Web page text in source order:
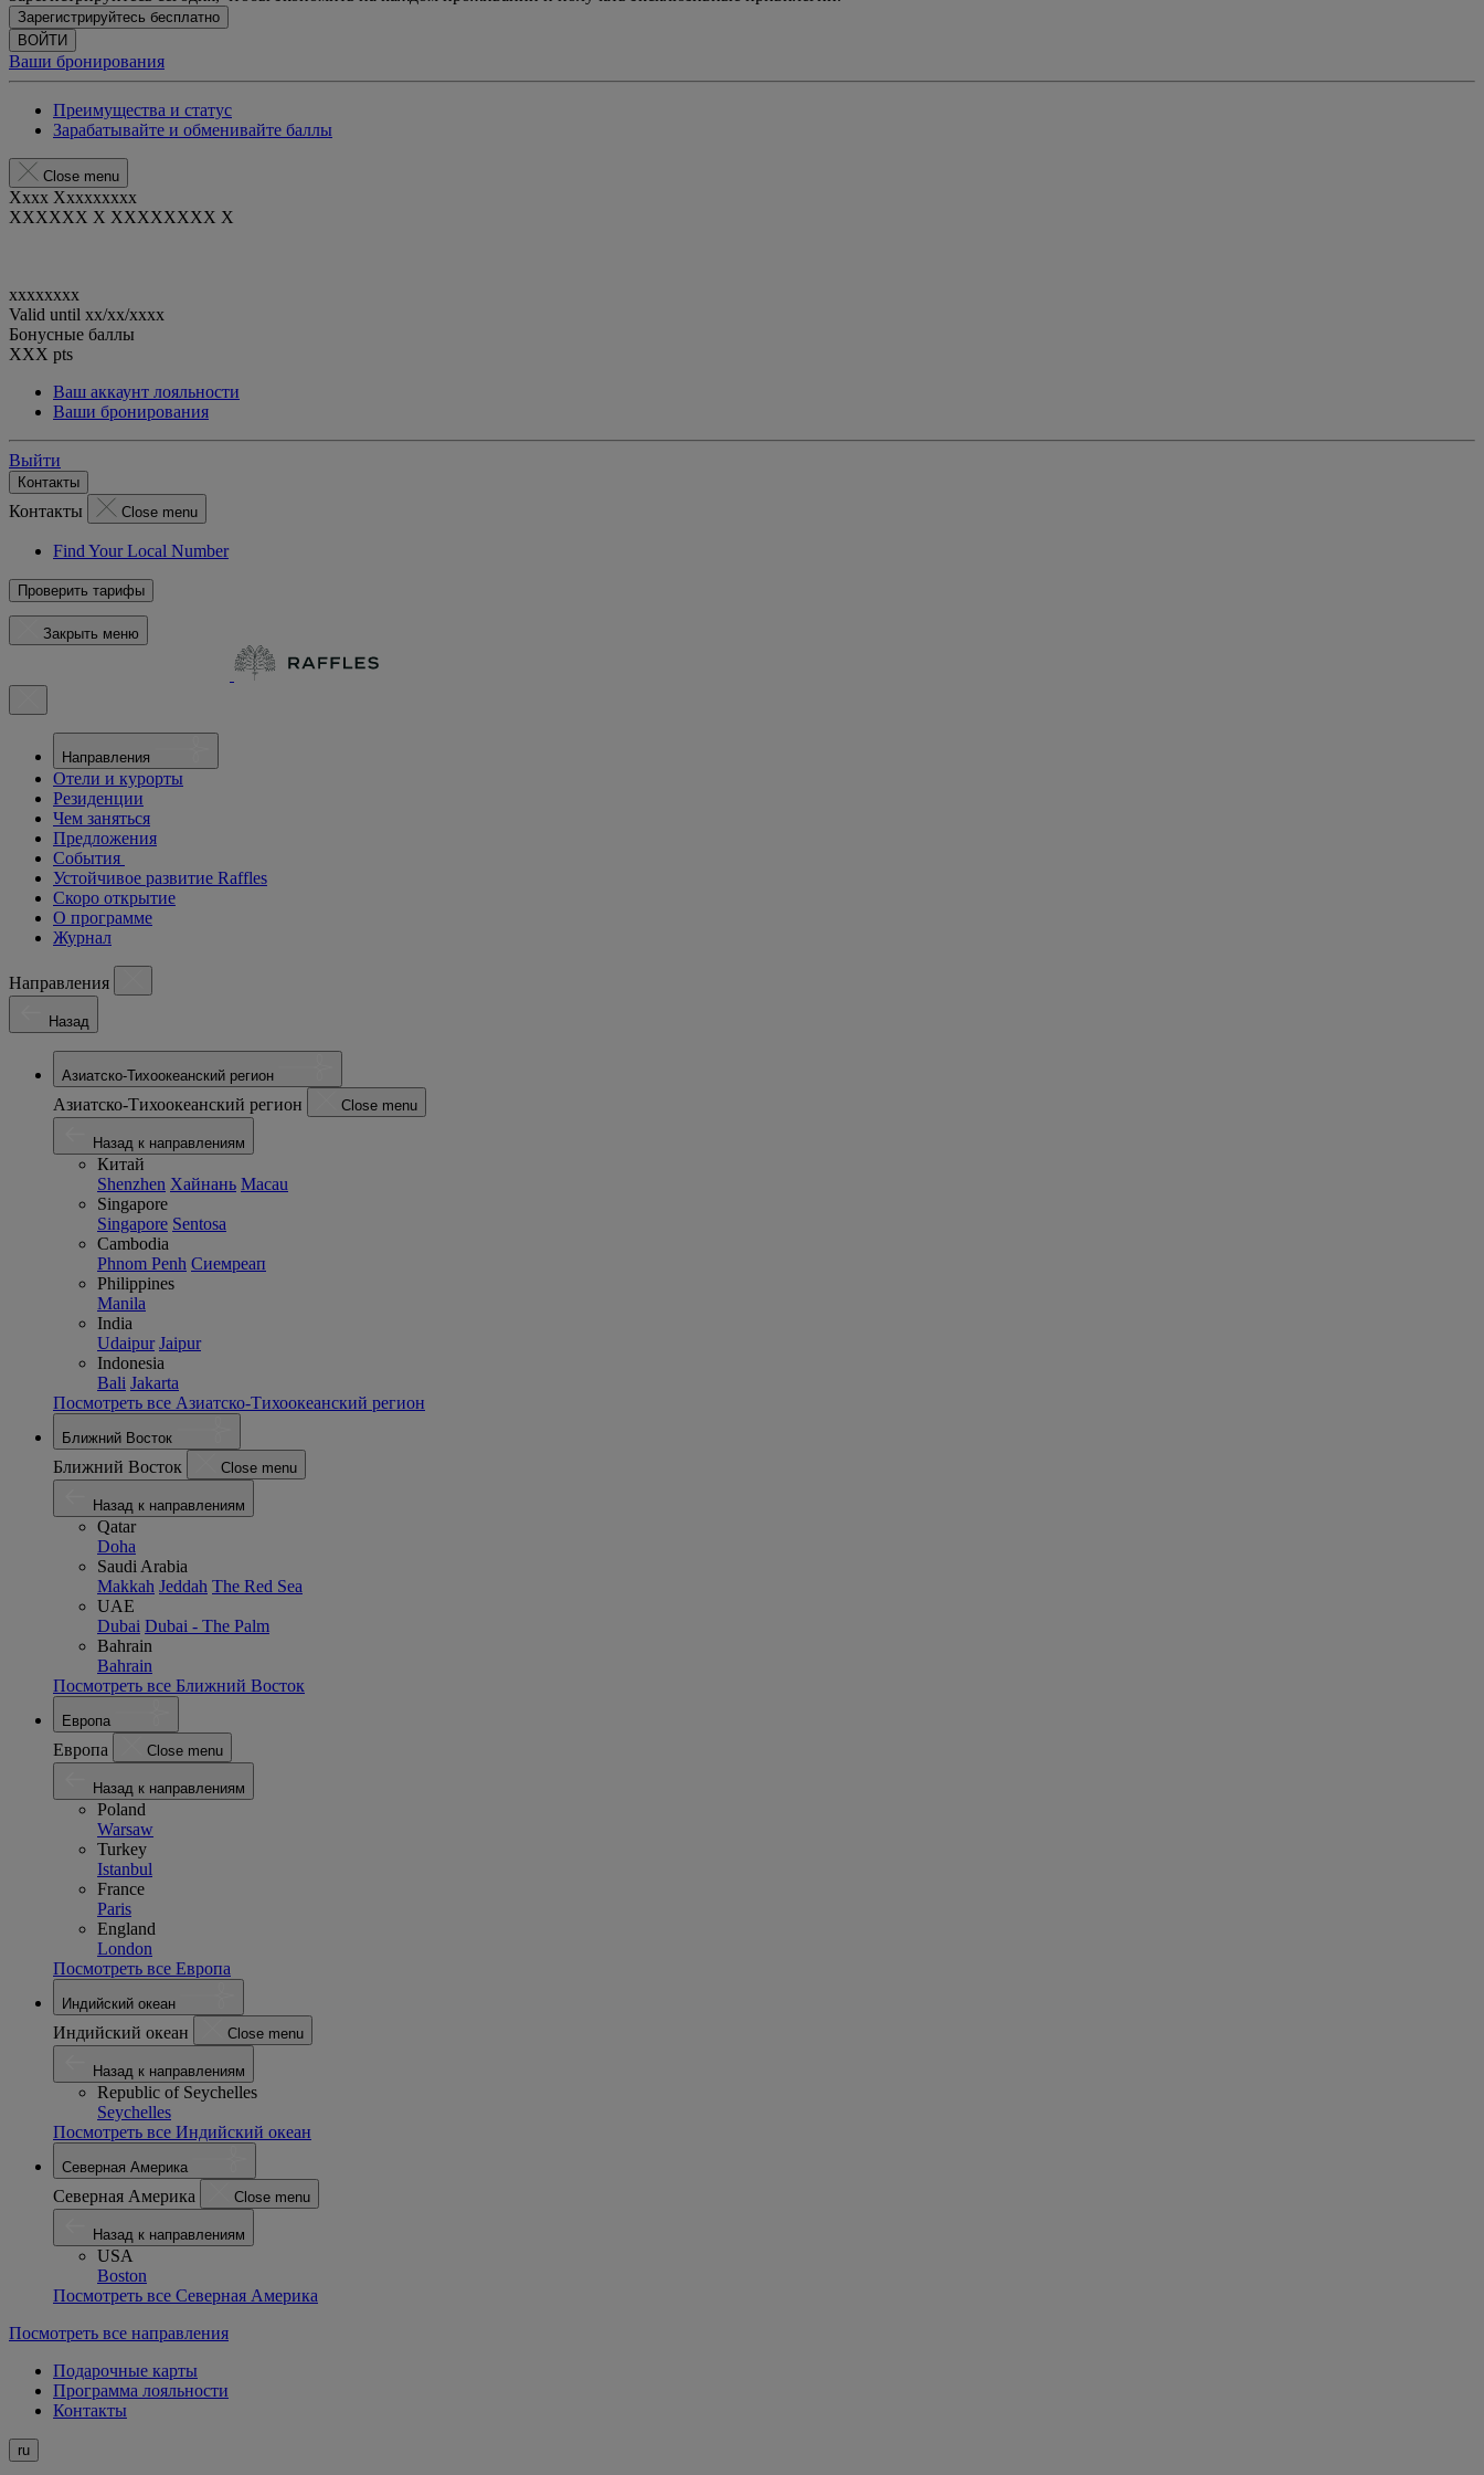
Зарегистрируйтесь бесплатно
ВОЙТИ
Ваши бронирования
Преимущества и статус
Зарабатывайте и обменивайте баллы
Close menu
Xxxx Xxxxxxxxx
XXXXXX X XXXXXXXX X
xxxxxxxx
Valid until xx/xx/xxxx
Бонусные баллы
XXX pts
Ваш аккаунт лояльности
Ваши бронирования
Выйти
Контакты
Контакты Close menu
Find Your Local Number
Проверить тарифы
Закрыть меню
Направления
Отели и курорты
Резиденции
Чем заняться
Предложения
События
Устойчивое развитие Raffles
Скоро открытие
О программе
Журнал
Направления
Назад
Азиатско-Тихоокеанский регион
Азиатско-Тихоокеанский регион Close menu
Назад к направлениям
Китай
Shenzhen Хайнань Macau
Singapore
Singapore Sentosa
Cambodia
Phnom Penh Сиемреап
Philippines
Manila
India
Udaipur Jaipur
Indonesia
Bali Jakarta
Посмотреть все Азиатско-Тихоокеанский регион
Ближний Восток
Ближний Восток Close menu
Назад к направлениям
Qatar
Doha
Saudi Arabia
Makkah Jeddah The Red Sea
UAE
Dubai Dubai - The Palm
Bahrain
Bahrain
Посмотреть все Ближний Восток
Европа
Европа Close menu
Назад к направлениям
Poland
Warsaw
Turkey
Istanbul
France
Paris
England
London
Посмотреть все Европа
Индийский океан
Индийский океан Close menu
Назад к направлениям
Republic of Seychelles
Seychelles
Посмотреть все Индийский океан
Северная Америка
Северная Америка Close menu
Назад к направлениям
USA
Boston
Посмотреть все Северная Америка
Посмотреть все направления
Подарочные карты
Программа лояльности
Контакты
ru